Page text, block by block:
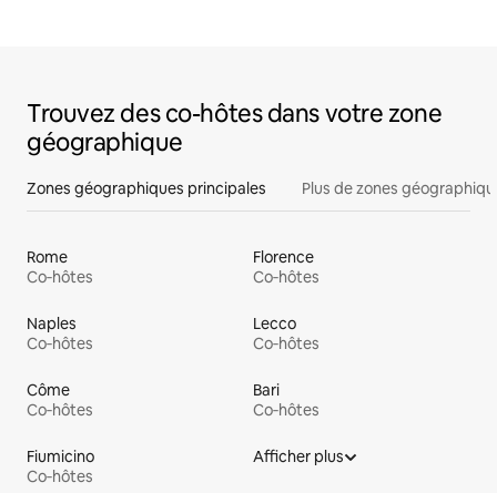
Trouvez des co-hôtes dans votre zone
géographique
Zones géographiques principales Plus de zones
Rome
Co‑hôtes
Florence
Co‑hôtes
Naples
Co‑hôtes
Lecco
Co‑hôtes
Côme
Co‑hôtes
Bari
Co‑hôtes
Fiumicino
Co‑hôtes
Afficher plus